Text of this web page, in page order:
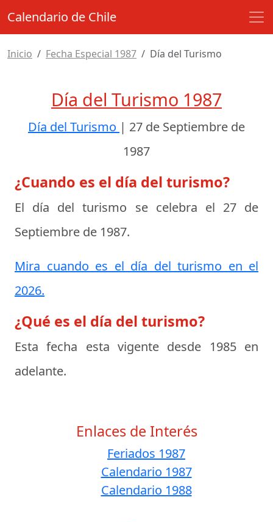
Calendario de Chile
Inicio Fecha Especial 1987 Día del Turismo
Día del Turismo 1987
Día del Turismo | 27 de Septiembre de
1987
¿Cuando es el día del turismo?
El día del turismo se celebra el 27 de
Septiembre de 1987.
Mira cuando es el día del turismo en el
2026.
¿Qué es el día del turismo?
Esta fecha esta vigente desde 1985 en
adelante.
Enlaces de Interés
Feriados 1987
Calendario 1987
Calendario 1988